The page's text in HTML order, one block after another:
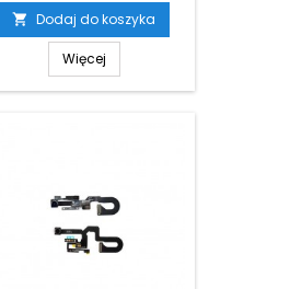
 Dodaj do koszyka
Więcej